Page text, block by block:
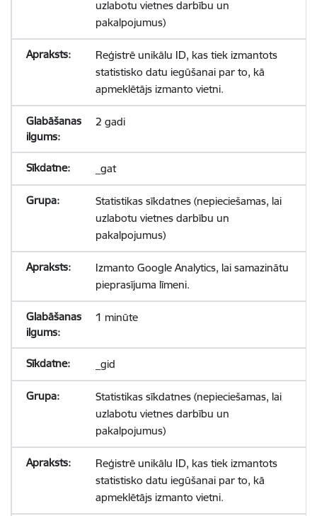
uzlabotu vietnes darbību un
pakalpojumus)
Reģistrē unikālu ID, kas tiek izmantots
statistisko datu iegūšanai par to, kā
apmeklētājs izmanto vietni.
2 gadi
_gat
Statistikas sīkdatnes (nepieciešamas, lai
uzlabotu vietnes darbību un
pakalpojumus)
Izmanto Google Analytics, lai samazinātu
pieprasījuma līmeni.
1 minūte
_gid
Statistikas sīkdatnes (nepieciešamas, lai
uzlabotu vietnes darbību un
pakalpojumus)
Reģistrē unikālu ID, kas tiek izmantots
statistisko datu iegūšanai par to, kā
apmeklētājs izmanto vietni.